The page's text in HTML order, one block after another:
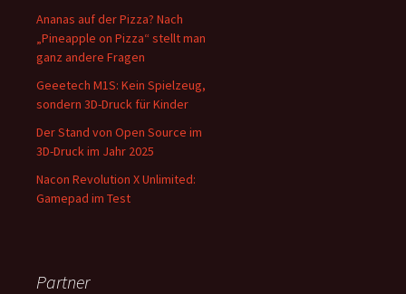
Ananas auf der Pizza? Nach
„Pineapple on Pizza“ stellt man
ganz andere Fragen
Geeetech M1S: Kein Spielzeug,
sondern 3D-Druck für Kinder
Der Stand von Open Source im
3D-Druck im Jahr 2025
Nacon Revolution X Unlimited:
Gamepad im Test
Partner